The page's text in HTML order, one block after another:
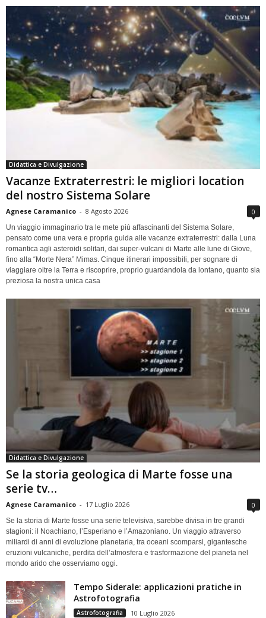
Didattica e Divulgazione
Vacanze Extraterrestri: le migliori location
del nostro Sistema Solare
Agnese Caramanico - 8 Agosto 2026 0
Un viaggio immaginario tra le mete più affascinanti del Sistema Solare,
pensato come una vera e propria guida alle vacanze extraterrestri: dalla Luna
romantica agli asteroidi solitari, dai super-vulcani di Marte alle lune di Giove,
fino alla “Morte Nera” Mimas. Cinque itinerari impossibili, per sognare di
viaggiare oltre la Terra e riscoprire, proprio guardandola da lontano, quanto sia
preziosa la nostra unica casa
Didattica e Divulgazione
Se la storia geologica di Marte fosse una
serie tv…
Agnese Caramanico - 17 Luglio 2026 0
Se la storia di Marte fosse una serie televisiva, sarebbe divisa in tre grandi
stagioni: il Noachiano, l’Esperiano e l’Amazoniano. Un viaggio attraverso
miliardi di anni di evoluzione planetaria, tra oceani scomparsi, gigantesche
eruzioni vulcaniche, perdita dell’atmosfera e trasformazione del pianeta nel
mondo arido che osserviamo oggi.
Tempo Siderale: applicazioni pratiche in
Astrofotografia
Astrofotografia 10 Luglio 2026